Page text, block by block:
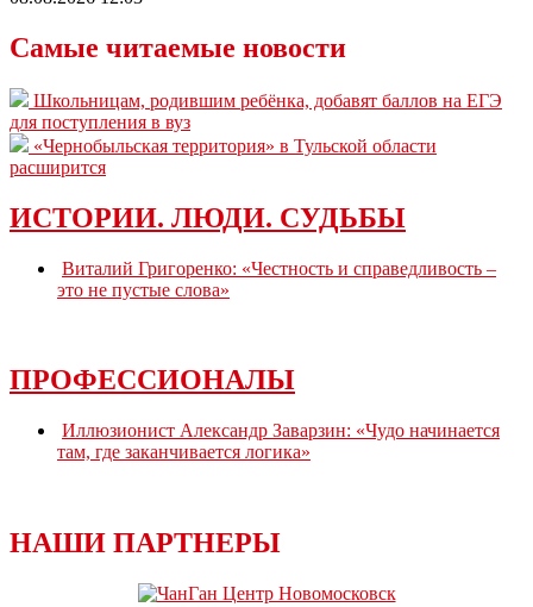
Самые читаемые новости
Школьницам, родившим ребёнка, добавят баллов на ЕГЭ
для поступления в вуз
«Чернобыльская территория» в Тульской области
расширится
ИСТОРИИ. ЛЮДИ. СУДЬБЫ
Виталий Григоренко: «Честность и справедливость –
это не пустые слова»
ПРОФЕССИОНАЛЫ
Иллюзионист Александр Заварзин: «Чудо начинается
там, где заканчивается логика»
НАШИ ПАРТНЕРЫ